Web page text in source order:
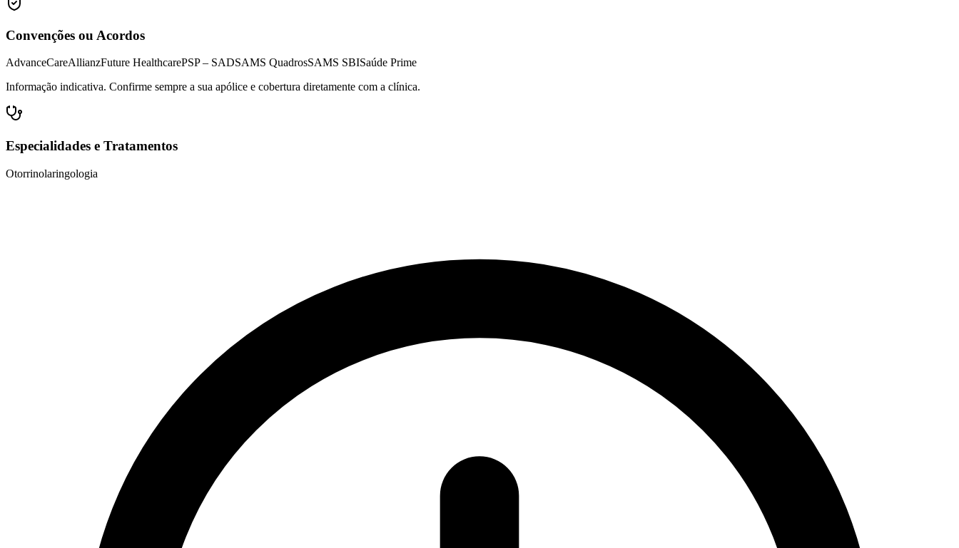
Convenções ou Acordos
AdvanceCareAllianzFuture HealthcarePSP – SADSAMS QuadrosSAMS SBISaúde Prime
Informação indicativa. Confirme sempre a sua apólice e cobertura diretamente com a clínica.
Especialidades e Tratamentos
Otorrinolaringologia